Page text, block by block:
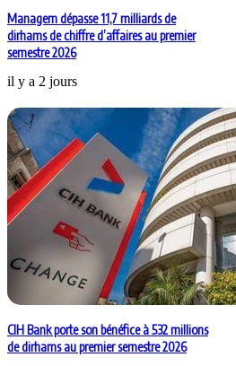
Managem dépasse 11,7 milliards de
dirhams de chiffre d’affaires au premier
semestre 2026
il y a 2 jours
CIH Bank porte son bénéfice à 532 millions
de dirhams au premier semestre 2026